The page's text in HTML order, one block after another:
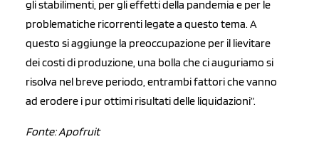
gli stabilimenti, per gli effetti della pandemia e per le
problematiche ricorrenti legate a questo tema. A
questo si aggiunge la preoccupazione per il lievitare
dei costi di produzione, una bolla che ci auguriamo si
risolva nel breve periodo, entrambi fattori che vanno
ad erodere i pur ottimi risultati delle liquidazioni”.
Fonte: Apofruit